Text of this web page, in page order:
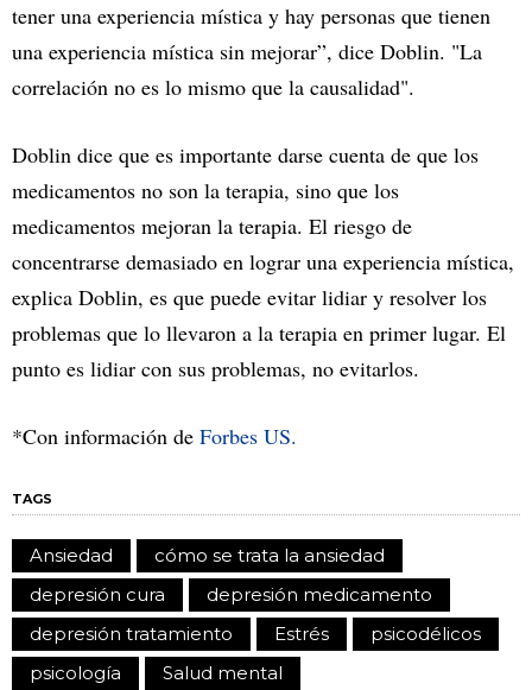
tener una experiencia mística y hay personas que tienen
una experiencia mística sin mejorar”, dice Doblin. "La
correlación no es lo mismo que la causalidad".
Doblin dice que es importante darse cuenta de que los
medicamentos no son la terapia, sino que los
medicamentos mejoran la terapia. El riesgo de
concentrarse demasiado en lograr una experiencia mística,
explica Doblin, es que puede evitar lidiar y resolver los
problemas que lo llevaron a la terapia en primer lugar. El
punto es lidiar con sus problemas, no evitarlos.
*Con información de Forbes US.
TAGS
Ansiedad
cómo se trata la ansiedad
depresión cura
depresión medicamento
depresión tratamiento
Estrés
psicodélicos
psicología
Salud mental